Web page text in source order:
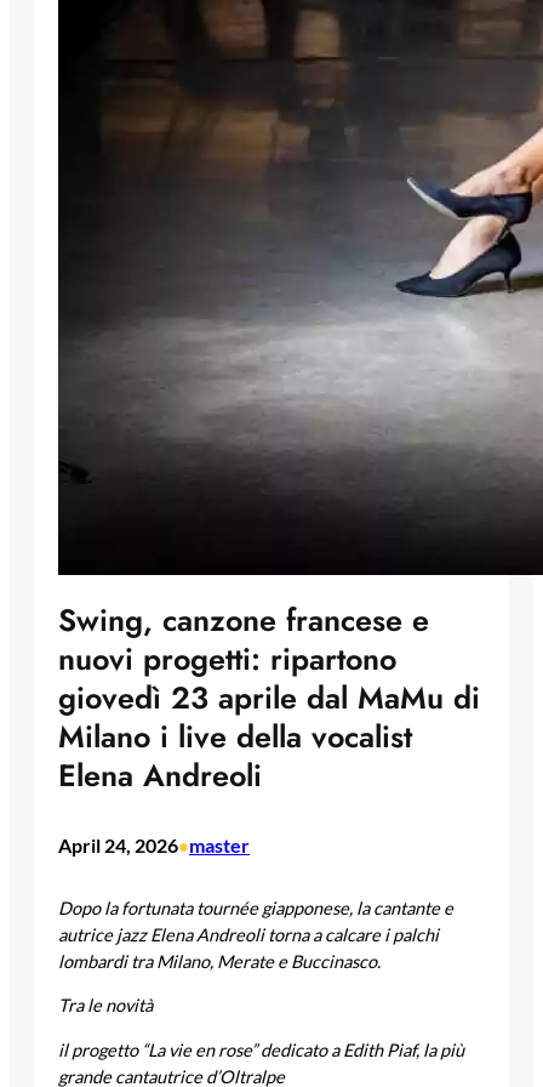
Swing, canzone francese e
nuovi progetti: ripartono
giovedì 23 aprile dal MaMu di
Milano i live della vocalist
Elena Andreoli
April 24, 2026•master
Dopo la fortunata tournée giapponese, la cantante e
autrice jazz Elena Andreolitorna a calcare i palchi
lombardi tra Milano, Merate e Buccinasco.
Tra le novità
il progetto “La vie en rose” dedicato a Edith Piaf, la più
grande cantautrice d’Oltralpe